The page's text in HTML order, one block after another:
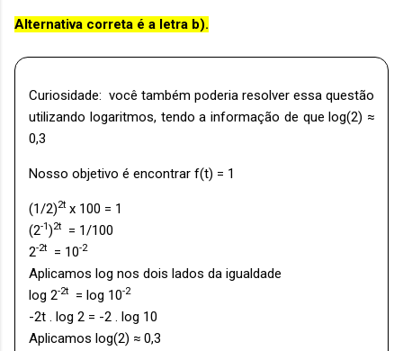
Alternativa correta é a letra b).
Curiosidade: você também poderia resolver essa questão
utilizando logaritmos, tendo a informação de que log(2) ≈
0,3
Nosso objetivo é encontrar f(t) = 1
(1/2)2t x 100 = 1
(2-1)2t
= 1/100
2-2t = 10-2
Aplicamos log nos dois lados da igualdade
log 2-2t = log 10-2
-2t . log 2 = -2 . log 10
Aplicamos log(2) ≈ 0,3